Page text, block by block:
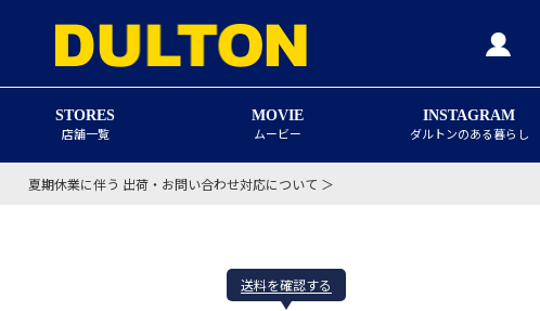
STORES
店舗一覧
MOVIE
ムービー
INSTAGRAM
ダルトンのある暮らし
夏期休業に伴う 出荷・お問い合わせ対応について ＞
送料を確認する